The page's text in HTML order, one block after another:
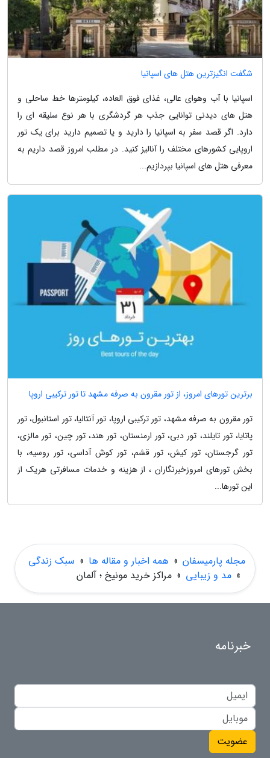
شگفت انگیزترین هتل های اسپانیا
اسپانیا با آب وهوای عالی، غذای فوق العاده، کیلومترها خط ساحلی و
هتل های دیدنی توانایی جذب هر گردشگری با هر نوع سلیقه ای را
دارد. اگر قصد سفر به اسپانیا را دارید و یا تصمیم دارید برای یک تور
اروپایی کشورهای مختلف را آنالیز کنید. در مطلب امروز قصد داریم به
معرفی هتل های اسپانیا بپردازیم...
برترین تورهای امروز، از تور مقرون به صرفه مشهد تا تور ترکیبی اروپا
تور مقرون به صرفه مشهد، تور ترکیبی اروپا، تور آنتالیا، تور استانبول، تور
پاتایا، تور تایلند، تور دبی، تور ارمنستان، تور هند، تور چین، تور مالزی،
تور گرجستان، تور کیش، تور قشم، تور کوش آداسی، تور روسیه، با
بخش تورهای امروزخبرنگاران ، از هزینه و خدمات مسافرتی هریک از
این تورها...
مجله پارمیسفان » همه اخبار و مقاله ها » سبک زندگی
» مد و زیبایی » مراکز خرید مونیخ ؛ آلمان
خبرنامه
عضویت